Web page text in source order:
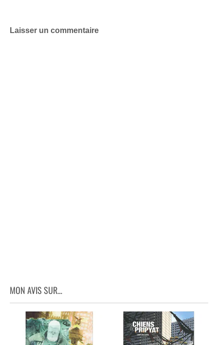
Laisser un commentaire
MON AVIS SUR…